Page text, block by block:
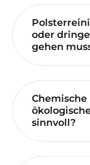
oder
gehen
sinnvoll?